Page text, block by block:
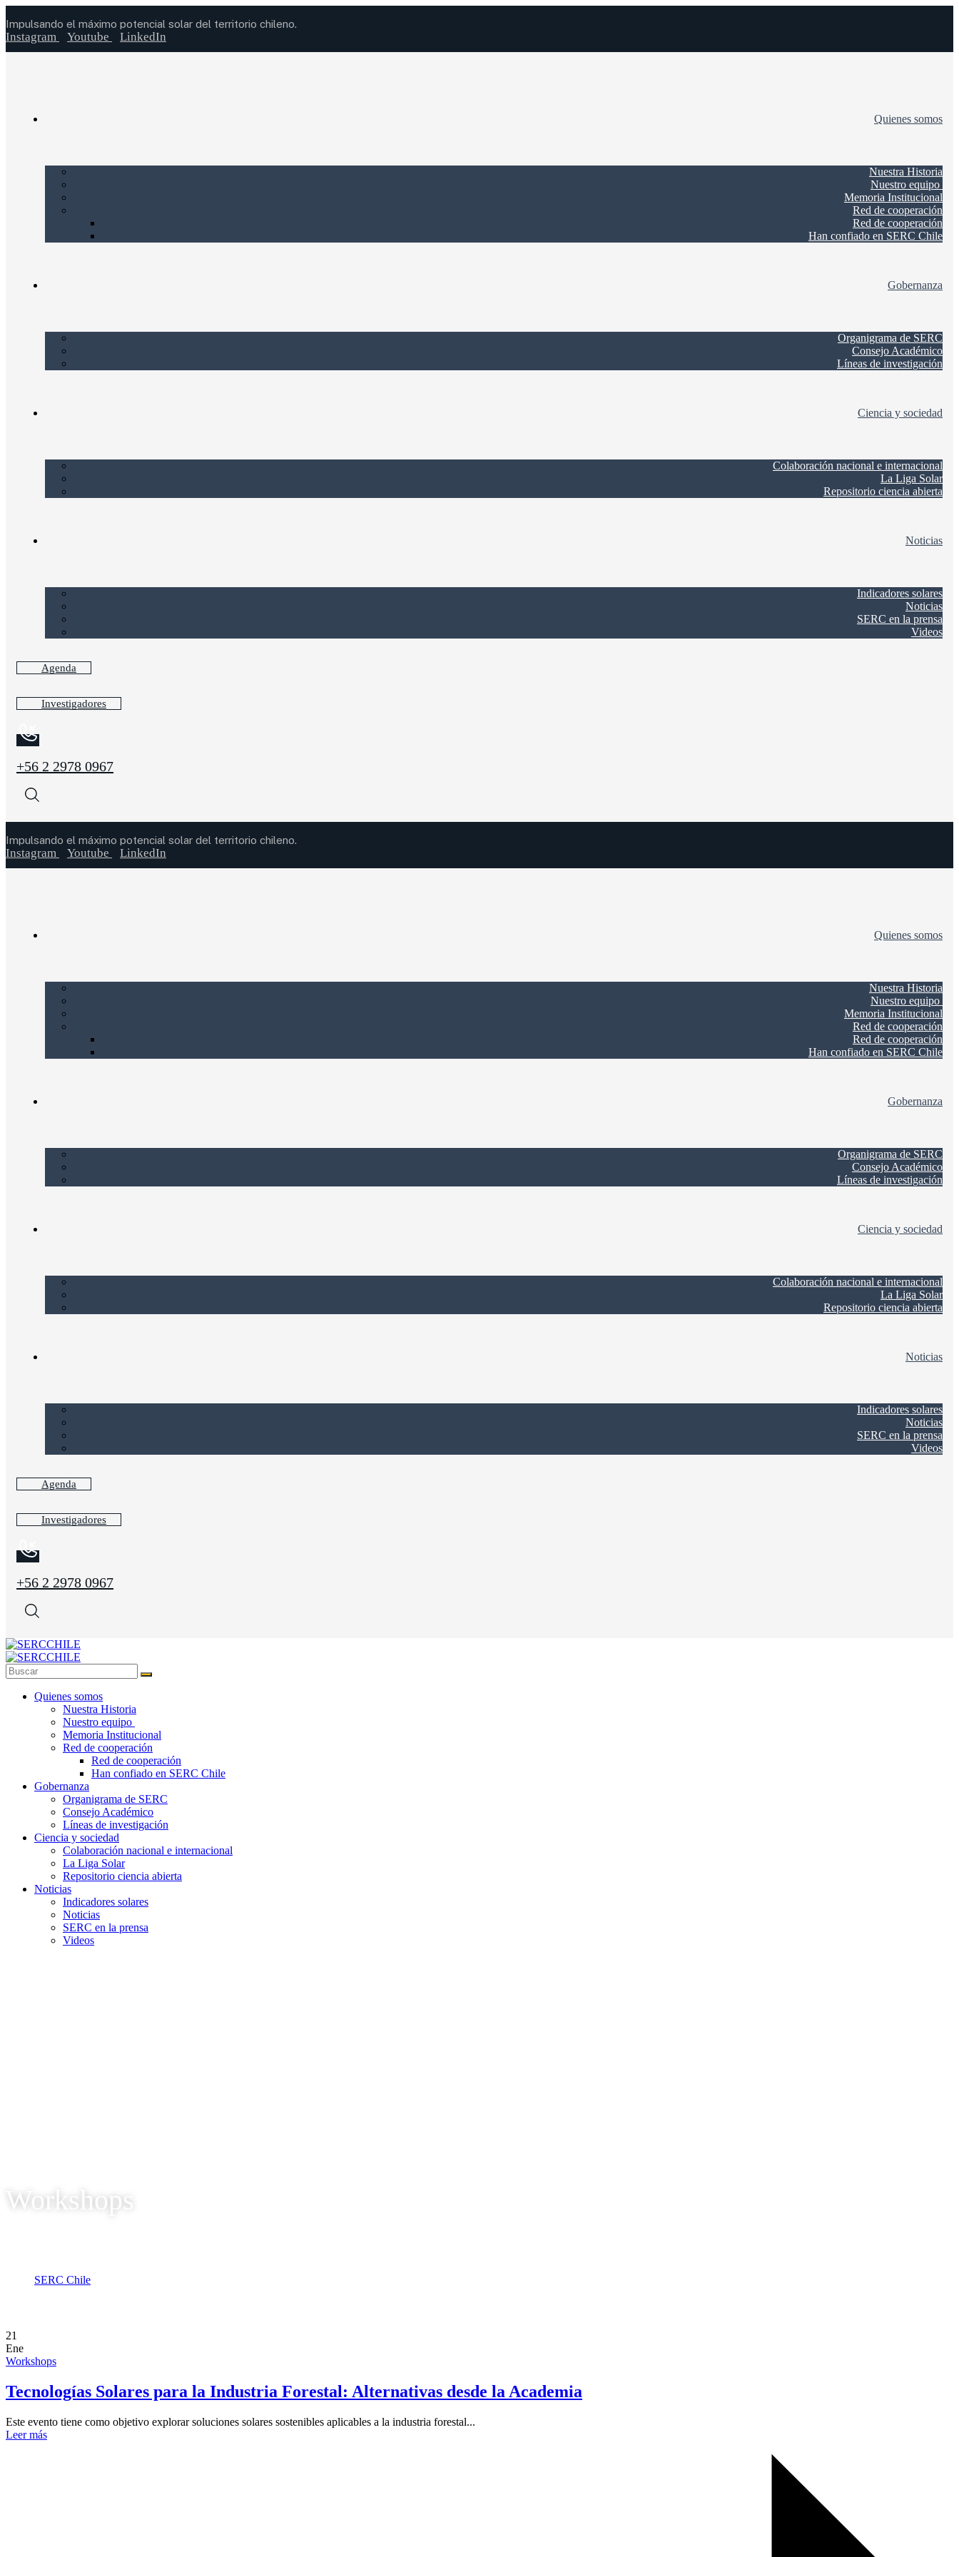
Impulsando el máximo potencial solar del territorio chileno.
Instagram Youtube LinkedIn
Quienes somos
Nuestra Historia
Nuestro equipo
Memoria Institucional
Red de cooperación
Red de cooperación
Han confiado en SERC Chile
Gobernanza
Organigrama de SERC
Consejo Académico
Líneas de investigación
Ciencia y sociedad
Colaboración nacional e internacional
La Liga Solar
Repositorio ciencia abierta
Noticias
Indicadores solares
Noticias
SERC en la prensa
Videos
Agenda
Investigadores
+56 2 2978 0967
Impulsando el máximo potencial solar del territorio chileno.
Instagram Youtube LinkedIn
Quienes somos
Nuestra Historia
Nuestro equipo
Memoria Institucional
Red de cooperación
Red de cooperación
Han confiado en SERC Chile
Gobernanza
Organigrama de SERC
Consejo Académico
Líneas de investigación
Ciencia y sociedad
Colaboración nacional e internacional
La Liga Solar
Repositorio ciencia abierta
Noticias
Indicadores solares
Noticias
SERC en la prensa
Videos
Agenda
Investigadores
+56 2 2978 0967
Quienes somos
Nuestra Historia
Nuestro equipo
Memoria Institucional
Red de cooperación
Red de cooperación
Han confiado en SERC Chile
Gobernanza
Organigrama de SERC
Consejo Académico
Líneas de investigación
Ciencia y sociedad
Colaboración nacional e internacional
La Liga Solar
Repositorio ciencia abierta
Noticias
Indicadores solares
Noticias
SERC en la prensa
Videos
Workshops
SERC Chile
21
Ene
Workshops
Tecnologías Solares para la Industria Forestal: Alternativas desde la Academia
Este evento tiene como objetivo explorar soluciones solares sostenibles aplicables a la industria forestal...
Leer más